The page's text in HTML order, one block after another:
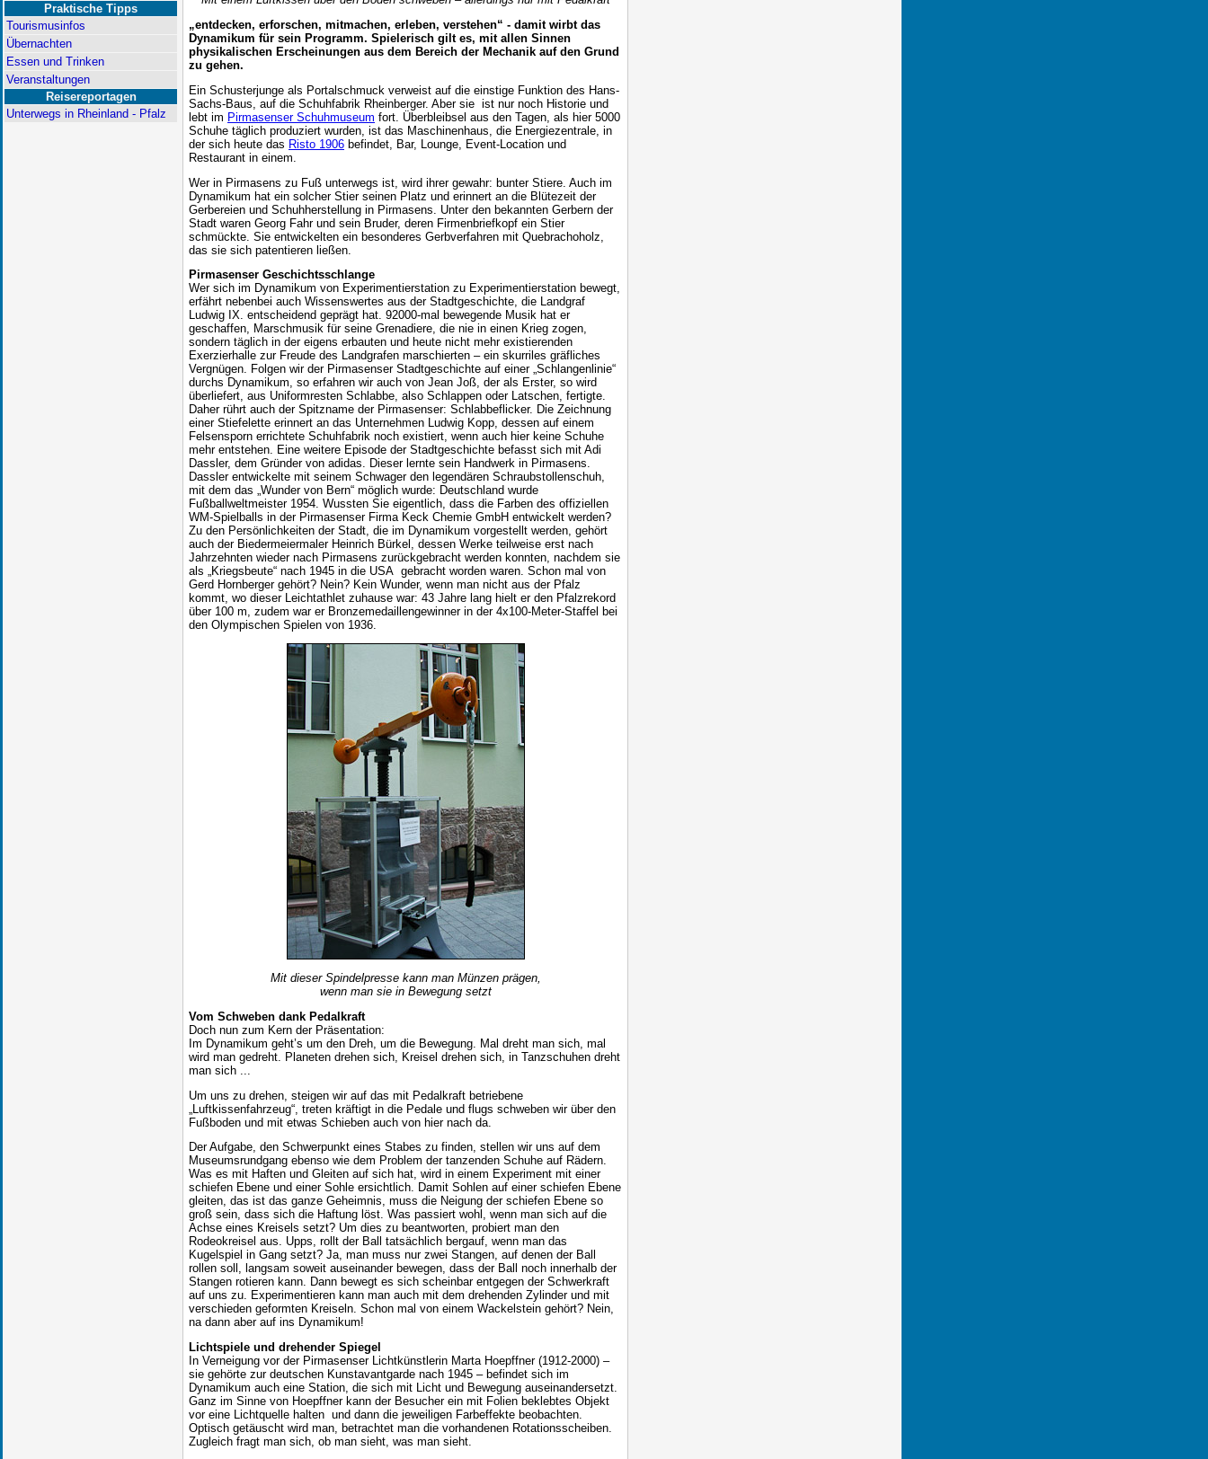
Praktische Tipps
Tourismusinfos
Übernachten
Essen und Trinken
Veranstaltungen
Reisereportagen
Unterwegs in Rheinland - Pfalz
„entdecken, erforschen, mitmachen, erleben, verstehen“ - damit wirbt das
Dynamikum für sein Programm. Spielerisch gilt es, mit allen Sinnen
physikalischen Erscheinungen aus dem Bereich der Mechanik auf den Grund
zu gehen.
Ein Schusterjunge als Portalschmuck verweist auf die einstige Funktion des Hans-
Sachs-Baus, auf die Schuhfabrik Rheinberger. Aber sie ist nur noch Historie und
lebt im Pirmasenser Schuhmuseum fort. Überbleibsel aus den Tagen, als hier 5000
Schuhe täglich produziert wurden, ist das Maschinenhaus, die Energiezentrale, in
der sich heute das Risto 1906 befindet, Bar, Lounge, Event-Location und
Restaurant in einem.
Wer in Pirmasens zu Fuß unterwegs ist, wird ihrer gewahr: bunter Stiere. Auch im
Dynamikum hat ein solcher Stier seinen Platz und erinnert an die Blütezeit der
Gerbereien und Schuhherstellung in Pirmasens. Unter den bekannten Gerbern der
Stadt waren Georg Fahr und sein Bruder, deren Firmenbriefkopf ein Stier
schmückte. Sie entwickelten ein besonderes Gerbverfahren mit Quebrachoholz,
das sie sich patentieren ließen.
Pirmasenser Geschichtsschlange
Wer sich im Dynamikum von Experimentierstation zu Experimentierstation bewegt,
erfährt nebenbei auch Wissenswertes aus der Stadtgeschichte, die Landgraf
Ludwig IX. entscheidend geprägt hat. 92000-mal bewegende Musik hat er
geschaffen, Marschmusik für seine Grenadiere, die nie in einen Krieg zogen,
sondern täglich in der eigens erbauten und heute nicht mehr existierenden
Exerzierhalle zur Freude des Landgrafen marschierten – ein skurriles gräfliches
Vergnügen. Folgen wir der Pirmasenser Stadtgeschichte auf einer „Schlangenlinie“
durchs Dynamikum, so erfahren wir auch von Jean Joß, der als Erster, so wird
überliefert, aus Uniformresten Schlabbe, also Schlappen oder Latschen, fertigte.
Daher rührt auch der Spitzname der Pirmasenser: Schlabbeflicker. Die Zeichnung
einer Stiefelette erinnert an das Unternehmen Ludwig Kopp, dessen auf einem
Felsensporn errichtete Schuhfabrik noch existiert, wenn auch hier keine Schuhe
mehr entstehen. Eine weitere Episode der Stadtgeschichte befasst sich mit Adi
Dassler, dem Gründer von adidas. Dieser lernte sein Handwerk in Pirmasens.
Dassler entwickelte mit seinem Schwager den legendären Schraubstollenschuh,
mit dem das „Wunder von Bern“ möglich wurde: Deutschland wurde
Fußballweltmeister 1954. Wussten Sie eigentlich, dass die Farben des offiziellen
WM-Spielballs in der Pirmasenser Firma Keck Chemie GmbH entwickelt werden?
Zu den Persönlichkeiten der Stadt, die im Dynamikum vorgestellt werden, gehört
auch der Biedermeiermaler Heinrich Bürkel, dessen Werke teilweise erst nach
Jahrzehnten wieder nach Pirmasens zurückgebracht werden konnten, nachdem sie
als „Kriegsbeute“ nach 1945 in die USA gebracht worden waren. Schon mal von
Gerd Hornberger gehört? Nein? Kein Wunder, wenn man nicht aus der Pfalz
kommt, wo dieser Leichtathlet zuhause war: 43 Jahre lang hielt er den Pfalzrekord
über 100 m, zudem war er Bronzemedaillengewinner in der 4x100-Meter-Staffel bei
den Olympischen Spielen von 1936.
Mit dieser Spindelpresse kann man Münzen prägen,
wenn man sie in Bewegung setzt
Vom Schweben dank Pedalkraft
Doch nun zum Kern der Präsentation:
Im Dynamikum geht’s um den Dreh, um die Bewegung. Mal dreht man sich, mal
wird man gedreht. Planeten drehen sich, Kreisel drehen sich, in Tanzschuhen dreht
man sich ...
Um uns zu drehen, steigen wir auf das mit Pedalkraft betriebene
„Luftkissenfahrzeug“, treten kräftigt in die Pedale und flugs schweben wir über den
Fußboden und mit etwas Schieben auch von hier nach da.
Der Aufgabe, den Schwerpunkt eines Stabes zu finden, stellen wir uns auf dem
Museumsrundgang ebenso wie dem Problem der tanzenden Schuhe auf Rädern.
Was es mit Haften und Gleiten auf sich hat, wird in einem Experiment mit einer
schiefen Ebene und einer Sohle ersichtlich. Damit Sohlen auf einer schiefen Ebene
gleiten, das ist das ganze Geheimnis, muss die Neigung der schiefen Ebene so
groß sein, dass sich die Haftung löst. Was passiert wohl, wenn man sich auf die
Achse eines Kreisels setzt? Um dies zu beantworten, probiert man den
Rodeokreisel aus. Upps, rollt der Ball tatsächlich bergauf, wenn man das
Kugelspiel in Gang setzt? Ja, man muss nur zwei Stangen, auf denen der Ball
rollen soll, langsam soweit auseinander bewegen, dass der Ball noch innerhalb der
Stangen rotieren kann. Dann bewegt es sich scheinbar entgegen der Schwerkraft
auf uns zu. Experimentieren kann man auch mit dem drehenden Zylinder und mit
verschieden geformten Kreiseln. Schon mal von einem Wackelstein gehört? Nein,
na dann aber auf ins Dynamikum!
Lichtspiele und drehender Spiegel
In Verneigung vor der Pirmasenser Lichtkünstlerin Marta Hoepffner (1912-2000) –
sie gehörte zur deutschen Kunstavantgarde nach 1945 – befindet sich im
Dynamikum auch eine Station, die sich mit Licht und Bewegung auseinandersetzt.
Ganz im Sinne von Hoepffner kann der Besucher ein mit Folien beklebtes Objekt
vor eine Lichtquelle halten und dann die jeweiligen Farbeffekte beobachten.
Optisch getäuscht wird man, betrachtet man die vorhandenen Rotationsscheiben.
Zugleich fragt man sich, ob man sieht, was man sieht.